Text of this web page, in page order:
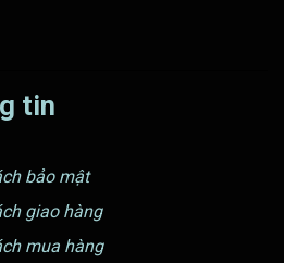
tin
bảo mật
giao hàng
mua hàng